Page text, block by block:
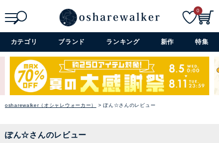
詳細検索+
0
カテゴリ ブランド ランキング 新作 特集
osharewalker（オシャレウォーカー） ぽん☆さんのレビュー
ぽん☆さんのレビュー